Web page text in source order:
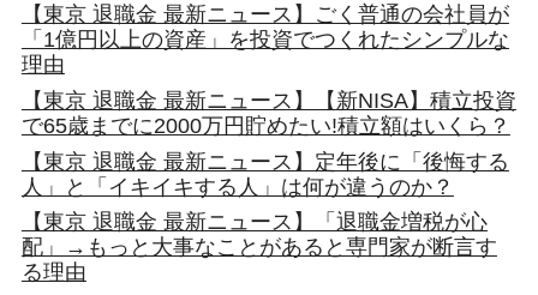
【東京 退職金 最新ニュース】ごく普通の会社員が
「1億円以上の資産」を投資でつくれたシンプルな
理由
【東京 退職金 最新ニュース】【新NISA】積立投資
で65歳までに2000万円貯めたい!積立額はいくら？
【東京 退職金 最新ニュース】定年後に「後悔する
人」と「イキイキする人」は何が違うのか？
【東京 退職金 最新ニュース】「退職金増税が心
配」→もっと大事なことがあると専門家が断言す
る理由